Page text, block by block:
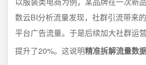
数云BI分析流量发现，社群引流带来
平台广告流量。于是后续加大社群运
提升了20%。这说明精准拆解流量数